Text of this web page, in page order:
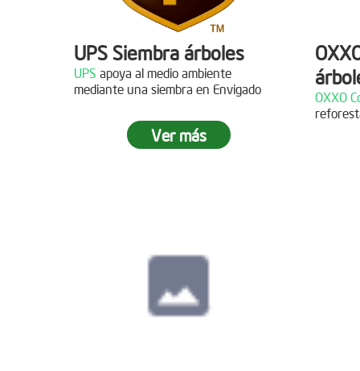
Descripción
¡Gracias al Grupo NW por
acompañarnos en nuestras jornadas
de reforestación!
04 de Diciembre de
UPS Siembra árboles
UPS apoya al medio ambiente
mediante una siembra en Envigado
Ver más
OXXO